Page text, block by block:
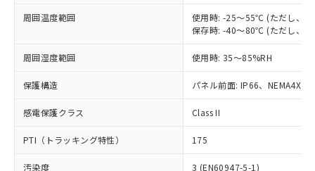
周囲温度範囲
使用時: -25～55℃ (ただし、氷
保存時: -40～80℃ (ただし、氷
周囲湿度範囲 使用時: 35～85%RH
保護構造 パネル前面: IP66、NEMA4X,
感電保護クラス Class II
PTI（トラッキング特性） 175
汚染度 3 (EN60947-5-1)
オムロン制御機器販売店や当社販売拠
販売ネットワーク
」をご確認
事前の承諾なく第三者に漏洩または開
示しないようお願いします。
マイパーツ機能（部品リスト作成サー
ビス）をご利用いただくには、I-Web
メンバーズにご登録されている必要が
あります。
お客様が当ウェブサイト上で当社にご
登録された部品リストについて、当社
フタル酸エステル類の４物質については閾値を超える意
図的な使用がないことを確認しています。
※2 対応予定月
部品在庫の切り替え状況などにより、予定
月が前後することがあります。
※3 非含有証明書ダウンロード
「ｅ」：有害物質（10物質）のすべてが基
準値以下であることを示します。
「10」：通常の使用状況下において有害物
質が外部に漏えいし、環境に深刻な影響を
及ぼさない年数を意味します。
い合わせください。
武器並びにこれらの製造装置等に一切
当社は、貴社製品を第三者に販売する
場合は、上記1、2および3の内容を当
該第三者に通知します。また当社は、
販売先および販売に係わる関係者が違
り引きをいたしません。
在庫なし(最新の在庫状況につ
いては、お客様のお取引先、ま
たはお客様担当のオムロン制御
機器販売店・当社販売員にご確
白
受注生産機種、また在庫状況の
情報を公開していない機種